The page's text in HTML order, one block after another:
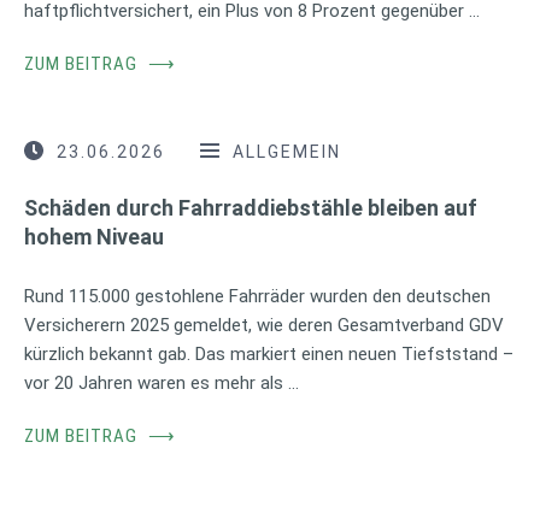
haftpflichtversichert, ein Plus von 8 Prozent gegenüber …
ZUM BEITRAG ⟶
23.06.2026 ALLGEMEIN
Schäden durch Fahrraddiebstähle bleiben auf
hohem Niveau
Rund 115.000 gestohlene Fahrräder wurden den deutschen
Versicherern 2025 gemeldet, wie deren Gesamtverband GDV
kürzlich bekannt gab. Das markiert einen neuen Tiefststand –
vor 20 Jahren waren es mehr als …
ZUM BEITRAG ⟶